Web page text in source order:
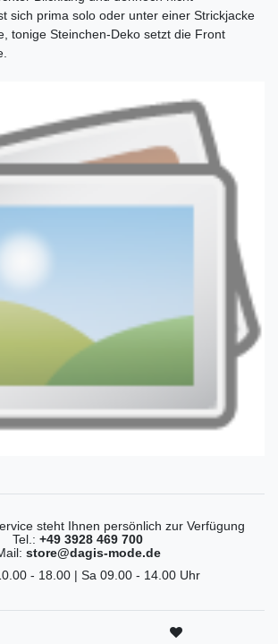
sich prima solo oder unter einer Strickjacke
tonige Steinchen-Deko setzt die Front
steht Ihnen persönlich zur Verfügung
Tel.: +49 3928 469 700
store@dagis-mode.de
- 18.00 | Sa 09.00 - 14.00 Uhr